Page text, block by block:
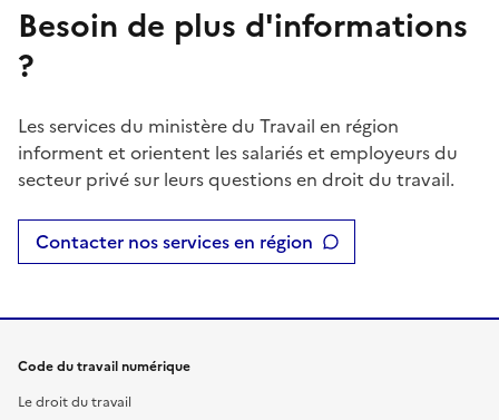
Besoin de plus d'informations
?
Les services du ministère du Travail en région
informent et orientent les salariés et employeurs du
secteur privé sur leurs questions en droit du travail.
Contacter nos services en région
Code du travail numérique
Le droit du travail